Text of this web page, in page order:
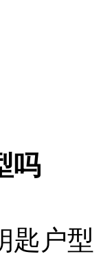
吗
匙户型